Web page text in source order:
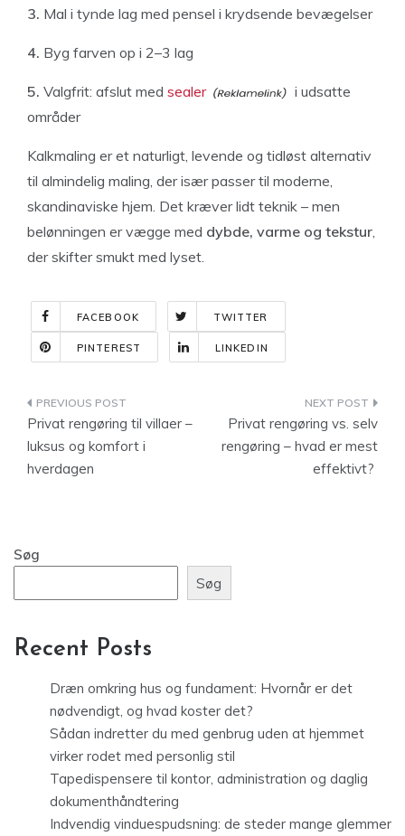
3. Mal i tynde lag med pensel i krydsende bevægelser
4. Byg farven op i 2–3 lag
5. Valgfrit: afslut med sealer
i udsatte
områder
Kalkmaling er et naturligt, levende og tidløst alternativ
til almindelig maling, der især passer til moderne,
skandinaviske hjem. Det kræver lidt teknik – men
belønningen er vægge med dybde, varme og tekstur,
der skifter smukt med lyset.
FACEBOOK TWITTER
PINTEREST LINKEDIN
Indlægsnavigation
Privat rengøring til villaer –
luksus og komfort i
hverdagen
Privat rengøring vs. selv
rengøring – hvad er mest
effektivt?
Søg
Søg
Recent Posts
Dræn omkring hus og fundament: Hvornår er det
nødvendigt, og hvad koster det?
Sådan indretter du med genbrug uden at hjemmet
virker rodet med personlig stil
Tapedispensere til kontor, administration og daglig
dokumenthåndtering
Indvendig vinduespudsning: de steder mange glemmer